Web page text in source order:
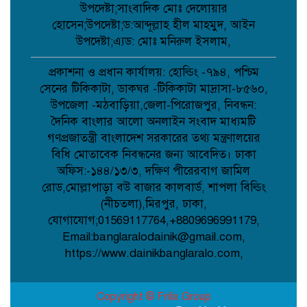
গ্রেপ্তার;
কবিতা: চমকের পাঠ কৌশল ;
আমান উল্লাহ আমানের সাথে নিশু ও মহিলা
দলের নেত্রীদের সৌজন্য স্বাক্ষাৎ ;
মানববন্ধনের নামে অপপ্রচার নয়, সামাজিক
সম্প্রীতি রক্ষায় প্রশাসনের কঠোর নজরদারি
দাবি;
জননেতা শাহরিয়ার ইমন: জালালপুর
ইউনিয়নের মাটি ও মানুষের আস্থার প্রতীক;
উপদেষ্টা;সাংবাদিক মোঃ দেলোয়ার
হোসেন;উপদেষ্টা;ড:আব্দূল্লাহ হীল মাহমুদ, আইন
উপদেষ্টা;এ্যড: মোঃ মনিরুল ইসলাম,
প্রকাশনা ও প্রধান কার্যালয়: হোল্ডিং -৭৯৪, পশ্চিম
সেনের টিকিকাটা, ডাকঘর -টিকিকাটা মাদ্রাসা-৮৫৬০,
উপজেলা -মঠবাড়িয়া,জেলা-পিরোজপুর, নিবন্ধন:
দৈনিক বাংলার আলো অনলাইন সংবাদ মাধ্যমটি
গণপ্রজাতন্ত্রী বাংলাদেশ সরকারের তথ্য মন্ত্রণালয়ের
বিধি মোতাবেক নিবন্ধনের জন্য আবেদিত। ঢাকা
অফিস:-১৪৪/১৩/৩, দক্ষিণ পীরেরবাগ জামিল
রোড,মোল্লাপাড়া বউ বাজার কালবার্ড, শাপলা বিল্ডিং
(নীচতলা),মিরপুর, ঢাকা,
যোগাযোগ;01569117764,+8809696991179,
Email:banglaralodainik@gmail.com,
https://www.dainikbanglaralo.com,
Copyright © Frilix Group